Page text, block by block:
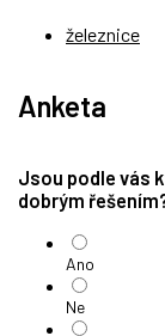
železnice
Anketa
Jsou podle vás
dobrým
Ano
Ne